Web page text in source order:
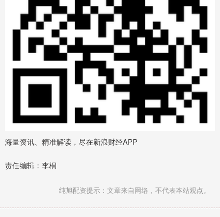
海量资讯、精准解读，尽在新浪财经APP
责任编辑：李桐
纯旭配资提示：文章来自网络，不代表本站观点。